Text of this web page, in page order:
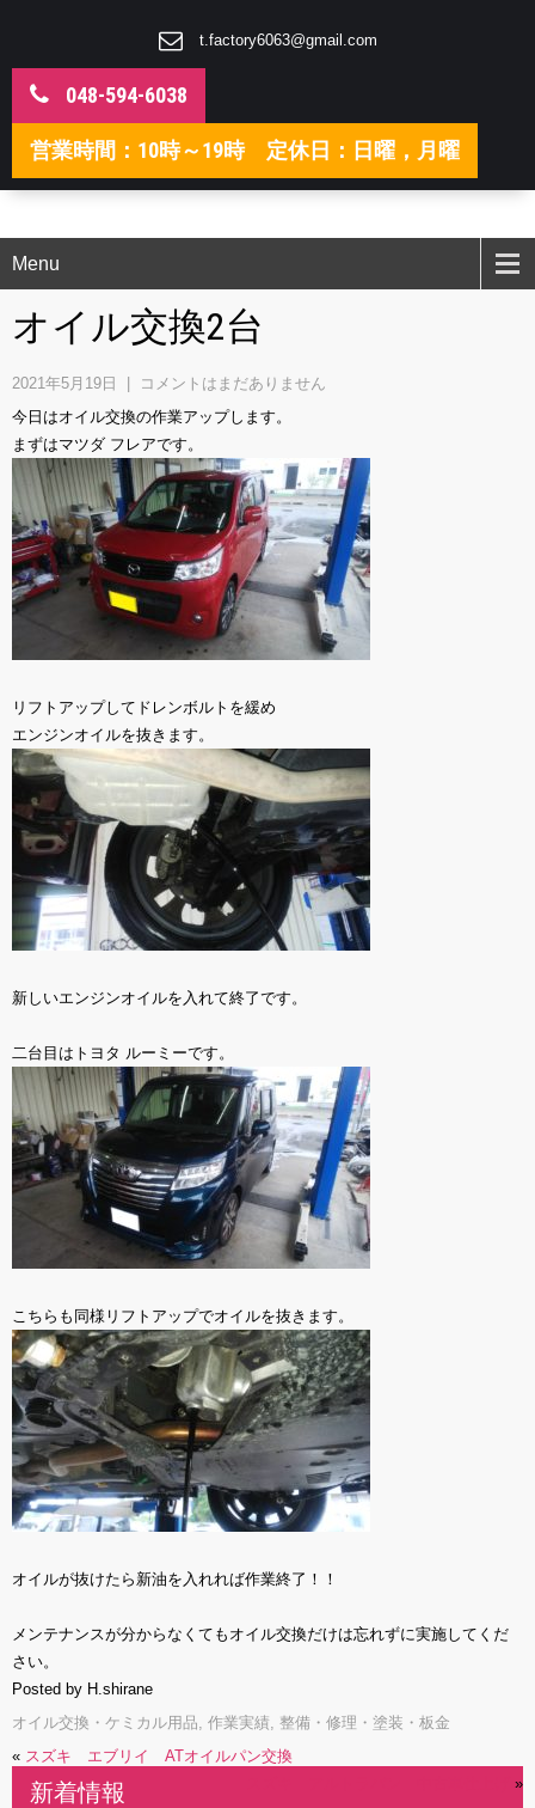
t.factory6063@gmail.com
048-594-6038
営業時間：10時～19時 定休日：日曜，月曜
Menu
オイル交換2台
2021年5月19日
コメントはまだありません
今日はオイル交換の作業アップします。
まずはマツダ フレアです。
リフトアップしてドレンボルトを緩め
エンジンオイルを抜きます。
新しいエンジンオイルを入れて終了です。
二台目はトヨタ ルーミーです。
こちらも同様リフトアップでオイルを抜きます。
オイルが抜けたら新油を入れれば作業終了！！
メンテナンスが分からなくてもオイル交換だけは忘れずに実施してくだ
さい。
Posted by H.shirane
オイル交換・ケミカル用品, 作業実績, 整備・修理・塗装・板金
« スズキ エブリイ ATオイルパン交換
»
新着情報